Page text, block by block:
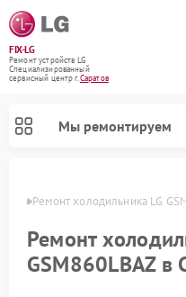
FIX-LG
Ремонт устройств LG
Специализированный
cервисный центр г.Саратов
Мы ремонтируем
Ремонт холодильника LG
Ремонт
GSM860LBAZ в